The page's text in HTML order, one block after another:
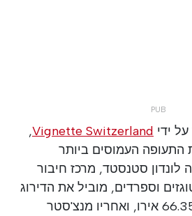
ידי Vignette Switzerland
,
30 שדות התעופה העמוסים ביותר
סטנסטד, מרכז חיבור
וספרדים, מוביל את הדירוג
עם תעריף יומי של 66.35 אירו, ואחריו מנצ'סטר